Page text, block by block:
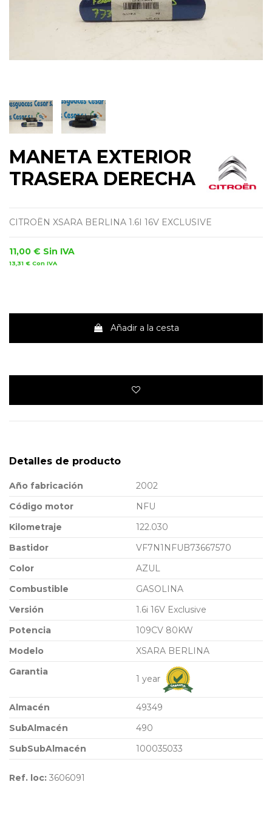
MANETA EXTERIOR
TRASERA DERECHA
CITROËN XSARA BERLINA 1.6I 16V EXCLUSIVE
11,00 € Sin IVA
13,31 € Con IVA
Añadir a la cesta
Detalles de producto
Año fabricación
2002
Código motor
NFU
Kilometraje
122.030
Bastidor
VF7N1NFUB73667570
Color
AZUL
Combustible
GASOLINA
Versión
1.6i 16V Exclusive
Potencia
109CV 80KW
Modelo
XSARA BERLINA
Garantia
1 year
Almacén
49349
SubAlmacén
490
SubSubAlmacén
100035033
Ref. loc: 3606091